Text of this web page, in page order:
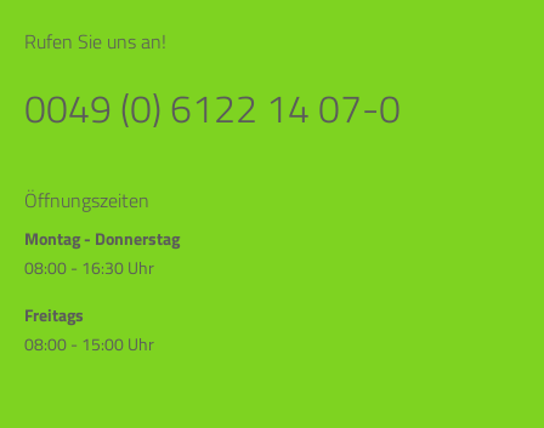
Rufen Sie uns an!
0049 (0) 6122 14 07-0
Öffnungszeiten
Montag - Donnerstag
08:00 - 16:30 Uhr
Freitags
08:00 - 15:00 Uhr